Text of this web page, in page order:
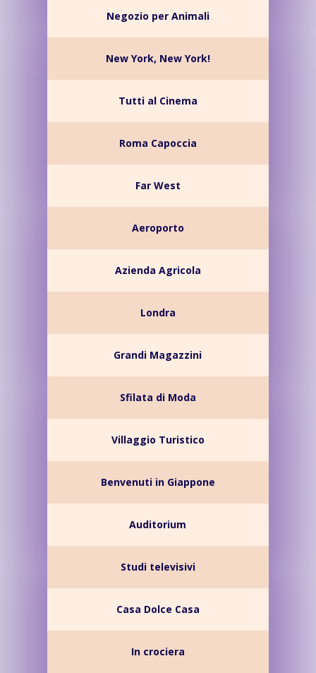
Negozio per Animali
New York, New York!
Tutti al Cinema
Roma Capoccia
Far West
Aeroporto
Azienda Agricola
Londra
Grandi Magazzini
Sfilata di Moda
Villaggio Turistico
Benvenuti in Giappone
Auditorium
Studi televisivi
Casa Dolce Casa
In crociera